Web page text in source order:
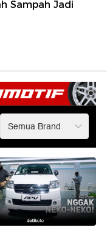
Sampah Jadi